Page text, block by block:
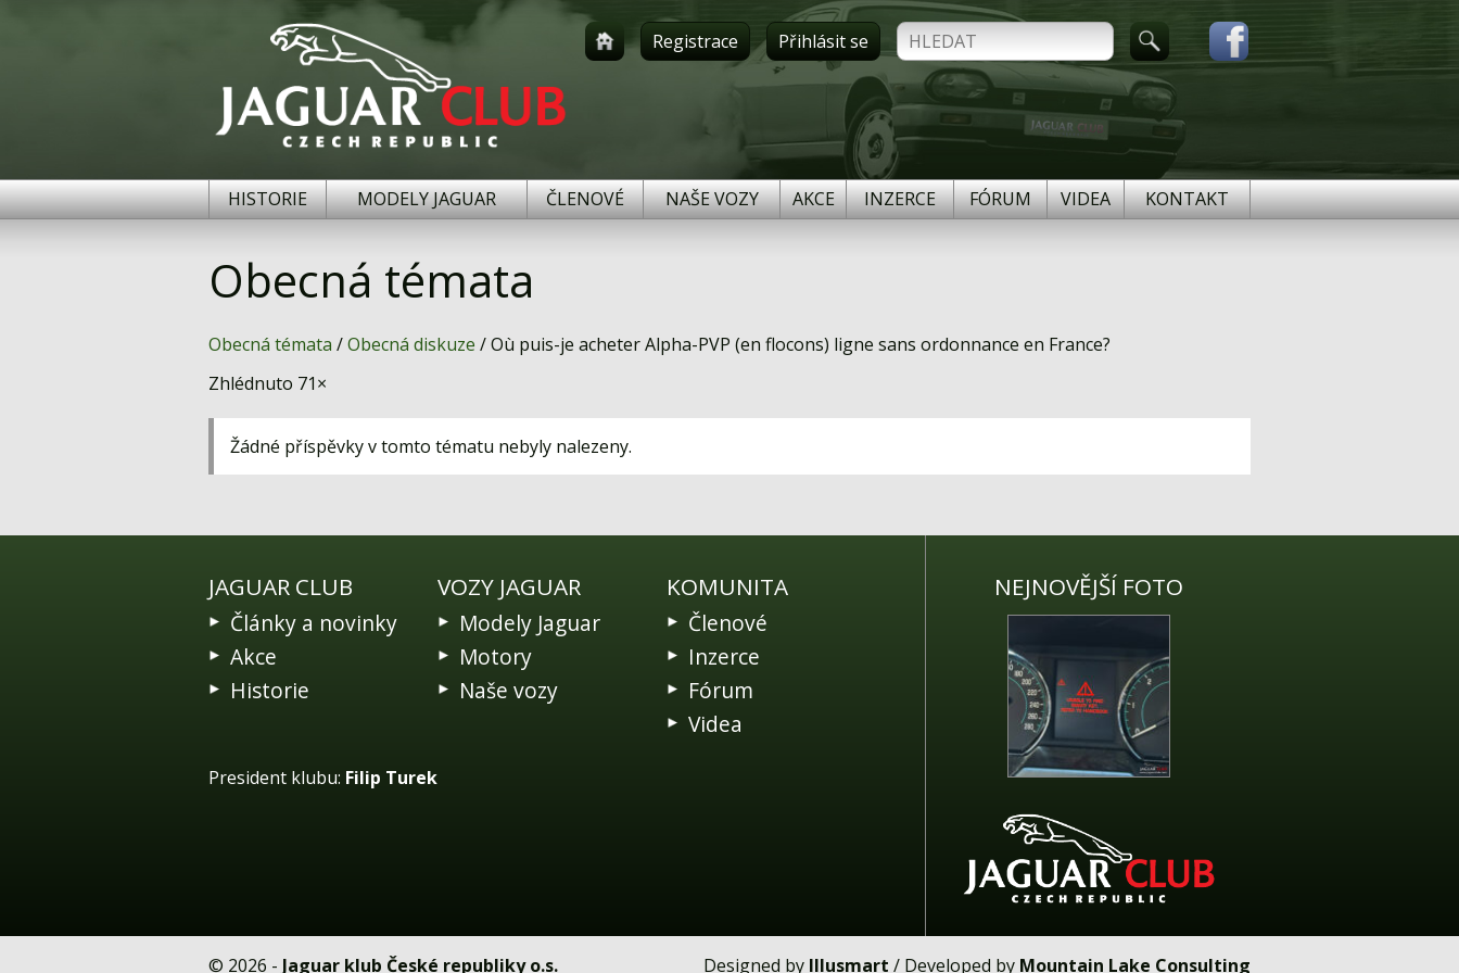
Registrace Přihlásit se
HISTORIE MODELY JAGUAR ČLENOVÉ NAŠE VOZY AKCE INZERCE FÓRUM VIDEA KONTAKT
Obecná témata
Obecná témata /Obecná diskuze / Où puis-je acheter Alpha-PVP (en flocons) ligne sans ordonnance en France?
Zhlédnuto 71×
Žádné příspěvky v tomto tématu nebyly nalezeny.
JAGUAR CLUB
Články a novinky
Akce
Historie
VOZY JAGUAR
Modely Jaguar
Motory
Naše vozy
KOMUNITA
Členové
Inzerce
Fórum
Videa
President klubu: Filip Turek
NEJNOVĚJŠÍ FOTO
© 2026 - Jaguar klub České republiky o.s. Designed by Illusmart / Developed by Mountain Lake Consulting